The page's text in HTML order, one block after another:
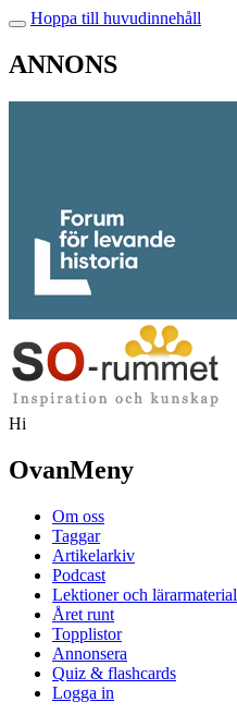
Hoppa till huvudinnehåll
ANNONS
Hi
OvanMeny
Om oss
Taggar
Artikelarkiv
Podcast
Lektioner och lärarmaterial
Året runt
Topplistor
Annonsera
Quiz & flashcards
Logga in